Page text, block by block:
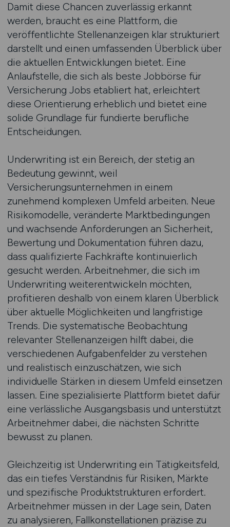
Damit diese Chancen zuverlässig erkannt
werden, braucht es eine Plattform, die
veröffentlichte Stellenanzeigen klar strukturiert
darstellt und einen umfassenden Überblick über
die aktuellen Entwicklungen bietet. Eine
Anlaufstelle, die sich als beste Jobbörse für
Versicherung Jobs etabliert hat, erleichtert
diese Orientierung erheblich und bietet eine
solide Grundlage für fundierte berufliche
Entscheidungen.
Underwriting ist ein Bereich, der stetig an
Bedeutung gewinnt, weil
Versicherungsunternehmen in einem
zunehmend komplexen Umfeld arbeiten. Neue
Risikomodelle, veränderte Marktbedingungen
und wachsende Anforderungen an Sicherheit,
Bewertung und Dokumentation führen dazu,
dass qualifizierte Fachkräfte kontinuierlich
gesucht werden. Arbeitnehmer, die sich im
Underwriting weiterentwickeln möchten,
profitieren deshalb von einem klaren Überblick
über aktuelle Möglichkeiten und langfristige
Trends. Die systematische Beobachtung
relevanter Stellenanzeigen hilft dabei, die
verschiedenen Aufgabenfelder zu verstehen
und realistisch einzuschätzen, wie sich
individuelle Stärken in diesem Umfeld einsetzen
lassen. Eine spezialisierte Plattform bietet dafür
eine verlässliche Ausgangsbasis und unterstützt
Arbeitnehmer dabei, die nächsten Schritte
bewusst zu planen.
Gleichzeitig ist Underwriting ein Tätigkeitsfeld,
das ein tiefes Verständnis für Risiken, Märkte
und spezifische Produktstrukturen erfordert.
Arbeitnehmer müssen in der Lage sein, Daten
zu analysieren, Fallkonstellationen präzise zu